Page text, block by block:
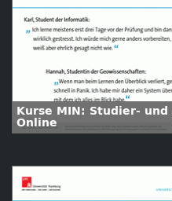
Kurse MIN: Studier-
Online